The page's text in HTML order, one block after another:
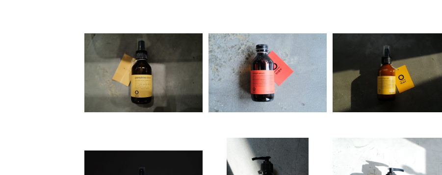
Organic Way glamshine cl
oud[グラムシャイン・クラウド]
¥4,800
Organic Way sunlight seru
m［オーガニックウェイ・サンラ
イトセラム］
¥5,720
Organic Way sublime hair
milk［サブライム・ヘアミルク]
¥4,510